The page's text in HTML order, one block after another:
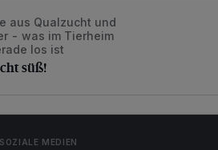
süß!
aus Qualzucht und
- was im Tierheim
los ist
süß!
SOZIALE MEDIEN